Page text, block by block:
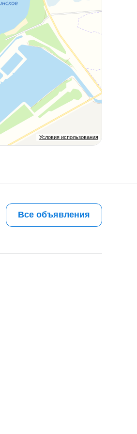
Условия использования
Все объявления